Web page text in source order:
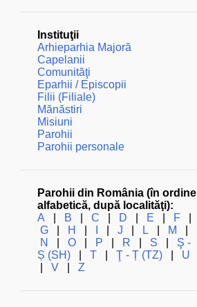
Instituţii
Arhieparhia Majoră
Capelanii
Comunităţi
Eparhii / Episcopii
Filii (Filiale)
Mănăstiri
Misiuni
Parohii
Parohii personale
Parohii din România (în ordine
alfabetică, după localităţi):
A
B C D E F|
G| H J L M
N
O| P R S
Ş -
Ș (SH)| T| Ţ - Ț (TZ)| U
V| Z